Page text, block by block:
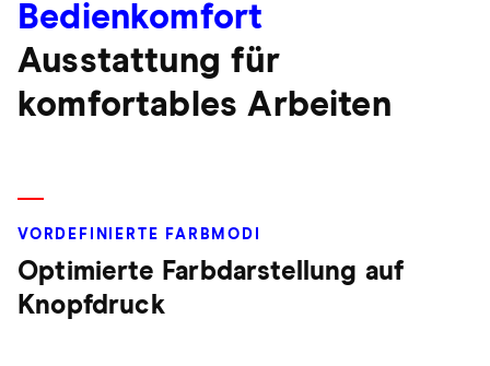
Bedienkomfort
Ausstattung für
komfortables Arbeiten
VORDEFINIERTE FARBMODI
Optimierte Farbdarstellung auf
Knopfdruck